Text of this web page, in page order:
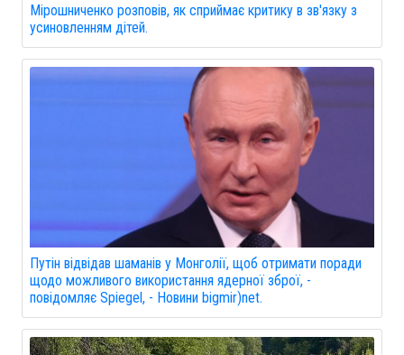
Мірошниченко розповів, як сприймає критику в зв'язку з
усиновленням дітей.
Путін відвідав шаманів у Монголії, щоб отримати поради
щодо можливого використання ядерної зброї, -
повідомляє Spiegel, - Новини bigmir)net.